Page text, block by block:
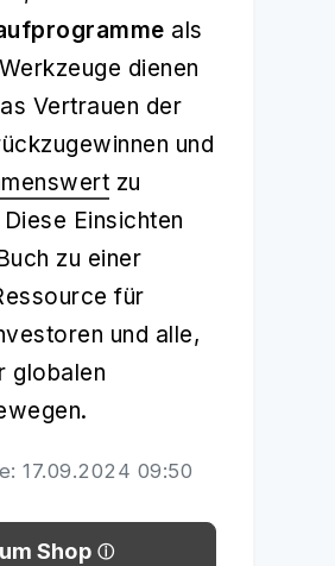
als
dienen
Vertrauen der
und
zu
Einsichten
zu einer
für
und alle,
globalen
17.09.2024 09:50
Shop